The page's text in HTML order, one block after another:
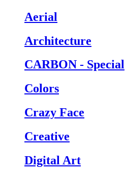
Aerial
Architecture
CARBON - Special
Colors
Crazy Face
Creative
Digital Art